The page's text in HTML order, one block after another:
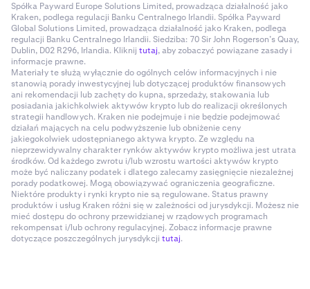
Spółka Payward Europe Solutions Limited, prowadząca działalność jako
Kraken, podlega regulacji Banku Centralnego Irlandii. Spółka Payward
Global Solutions Limited, prowadząca działalność jako Kraken, podlega
regulacji Banku Centralnego Irlandii. Siedziba: 70 Sir John Rogerson’s Quay,
Dublin, D02 R296, Irlandia. Kliknij tutaj, aby zobaczyć powiązane zasady i
informacje prawne.
Materiały te służą wyłącznie do ogólnych celów informacyjnych i nie
stanowią porady inwestycyjnej lub dotyczącej produktów finansowych
ani rekomendacji lub zachęty do kupna, sprzedaży, stakowania lub
posiadania jakichkolwiek aktywów krypto lub do realizacji określonych
strategii handlowych. Kraken nie podejmuje i nie będzie podejmować
działań mających na celu podwyższenie lub obniżenie ceny
jakiegokolwiek udostępnianego aktywa krypto. Ze względu na
nieprzewidywalny charakter rynków aktywów krypto możliwa jest utrata
środków. Od każdego zwrotu i/lub wzrostu wartości aktywów krypto
może być naliczany podatek i dlatego zalecamy zasięgnięcie niezależnej
porady podatkowej. Mogą obowiązywać ograniczenia geograficzne.
Niektóre produkty i rynki krypto nie są regulowane. Status prawny
produktów i usług Kraken różni się w zależności od jurysdykcji. Możesz nie
mieć dostępu do ochrony przewidzianej w rządowych programach
rekompensat i/lub ochrony regulacyjnej. Zobacz informacje prawne
dotyczące poszczególnych jurysdykcji tutaj.